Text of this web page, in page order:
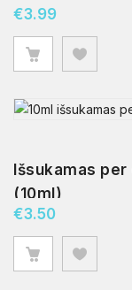
€3.99
Išsukamas
(10ml)
€3.50